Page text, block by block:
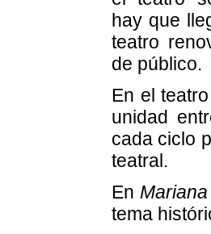
hay que
teatro
de público.
En el
unidad
cada ciclo
teatral.
En
tema